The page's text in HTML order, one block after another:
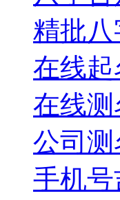
精批八
在线起
在线测
公司测
手机